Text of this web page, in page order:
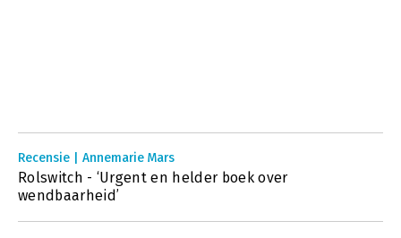
Recensie | Annemarie Mars
Rolswitch - ‘Urgent en helder boek over
wendbaarheid’